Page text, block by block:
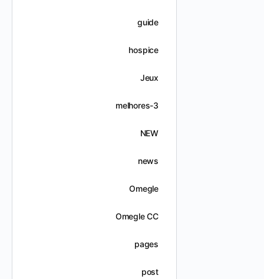
guide
hospice
Jeux
melhores-3
NEW
news
Omegle
Omegle CC
pages
post